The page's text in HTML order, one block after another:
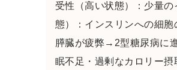
受性（高い状態）：少量
態）：インスリンへの細
膵臓が疲弊→2型糖尿病に
眠不足・過剰なカロリー摂